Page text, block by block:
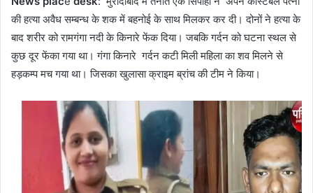
की हत्या अवैध सम्बन्ध के शक में बहनोई के साथ मिलकर कर दी। दोनों ने हत्या के
बाद शरीर को रामगंगा नदी के किनारे फेंक दिया। जबकि गर्दन को घटना स्थल से
कुछ दूर फेंका गया था। गंगा किनारे गर्दन कटी मिली महिला का शव मिलने से
हड़कम्प मच गया था। जिसका खुलासा क्राइम ब्रांच की टीम ने किया।